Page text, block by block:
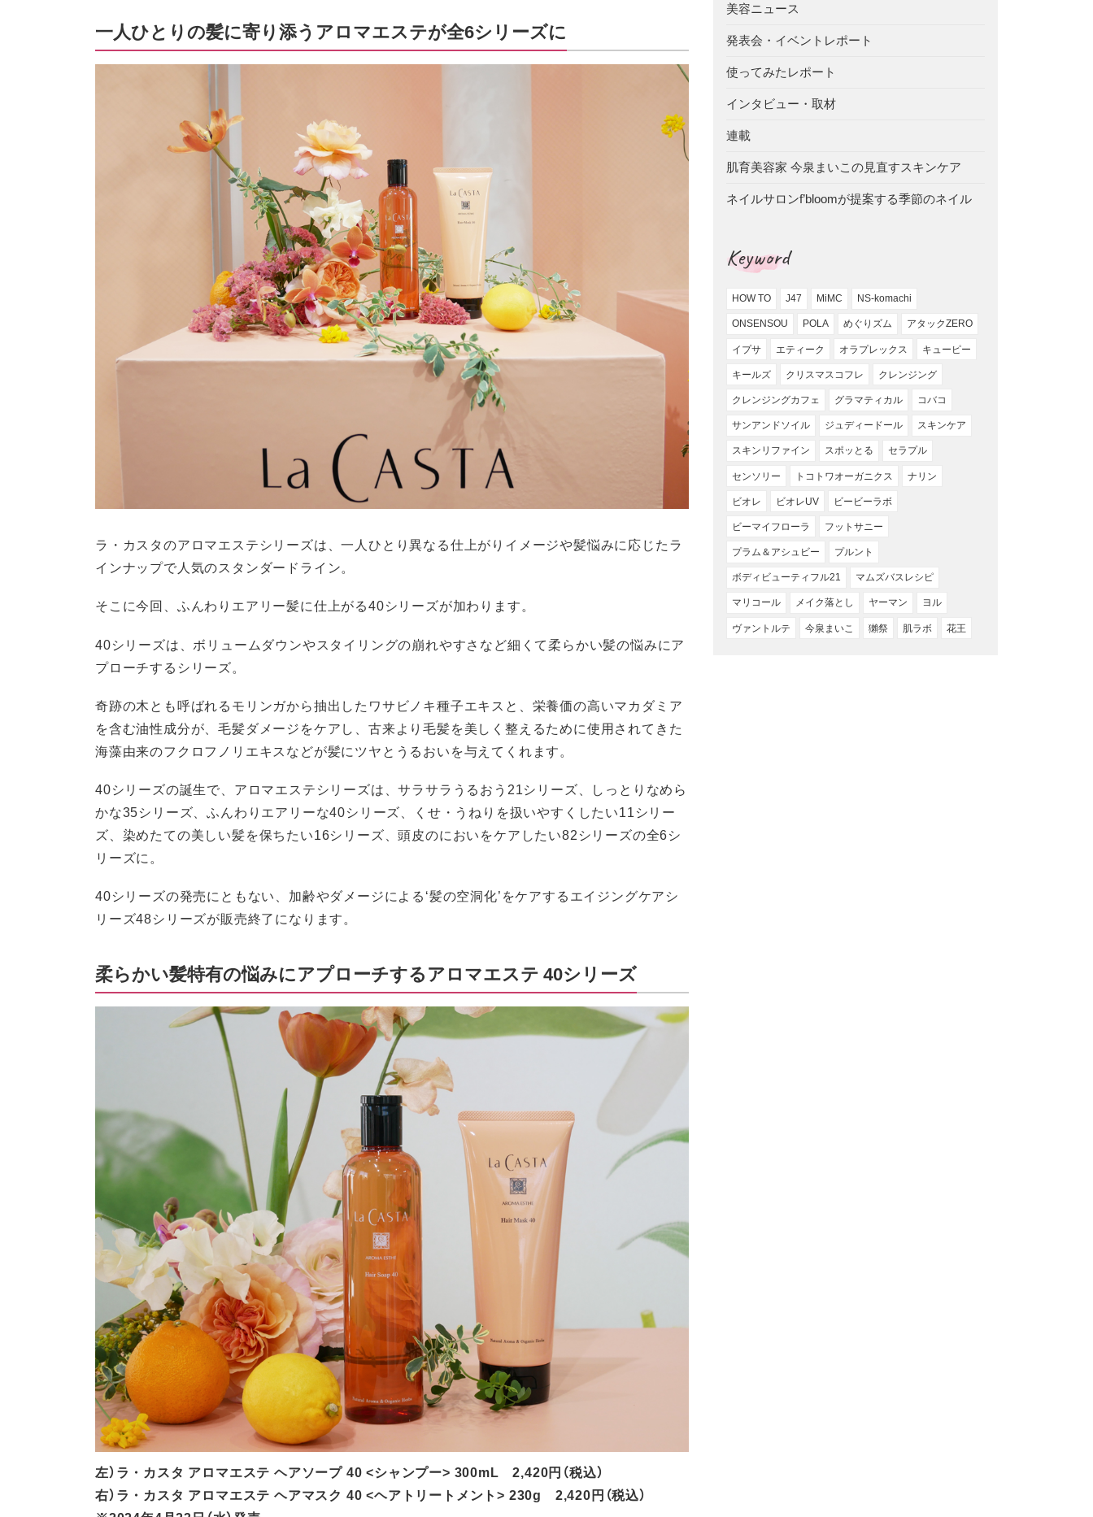
一人ひとりの髪に寄り添うアロマエステが全6シリーズに
ラ・カスタのアロマエステシリーズは、一人ひとり異なる仕上がりイメージや髪悩みに応じたラ
インナップで人気のスタンダードライン。
そこに今回、ふんわりエアリー髪に仕上がる40シリーズが加わります。
40シリーズは、ボリュームダウンやスタイリングの崩れやすさなど細くて柔らかい髪の悩みにア
プローチするシリーズ。
奇跡の木とも呼ばれるモリンガから抽出したワサビノキ種子エキスと、栄養価の高いマカダミア
を含む油性成分が、毛髪ダメージをケアし、古来より毛髪を美しく整えるために使用されてきた
海藻由来のフクロフノリエキスなどが髪にツヤとうるおいを与えてくれます。
40シリーズの誕生で、アロマエステシリーズは、サラサラうるおう21シリーズ、しっとりなめら
かな35シリーズ、ふんわりエアリーな40シリーズ、くせ・うねりを扱いやすくしたい11シリー
ズ、染めたての美しい髪を保ちたい16シリーズ、頭皮のにおいをケアしたい82シリーズの全6シ
リーズに。
40シリーズの発売にともない、加齢やダメージによる‘髪の空洞化’をケアするエイジングケアシ
リーズ48シリーズが販売終了になります。
柔らかい髪特有の悩みにアプローチするアロマエステ 40シリーズ
左）ラ・カスタ アロマエステ ヘアソープ 40 <シャンプー> 300mL 2,420円（税込）
右）ラ・カスタ アロマエステ ヘアマスク 40 <ヘアトリートメント> 230g 2,420円（税込）
美容ニュース
発表会・イベントレポート
使ってみたレポート
インタビュー・取材
連載
肌育美容家 今泉まいこの見直すスキンケア
ネイルサロンf’bloomが提案する季節のネイル
Keyword
HOW TO J47 MiMC NS-komachi
ONSENSOU POLA めぐりズム アタックZERO
イプサ エティーク オラプレックス キューピー
キールズ クリスマスコフレ クレンジング
クレンジングカフェ グラマティカル コバコ
サンアンドソイル ジュディードール スキンケア
スキンリファイン スポッとる セラプル
センソリー トコトワオーガニクス ナリン
ビオレ ビオレUV ビービーラボ
ビーマイフローラ フットサニー
プラム＆アシュビー プルント
ボディビューティフル21 マムズバスレシピ
マリコール メイク落とし ヤーマン ヨル
ヴァントルテ 今泉まいこ 獺祭 肌ラボ 花王